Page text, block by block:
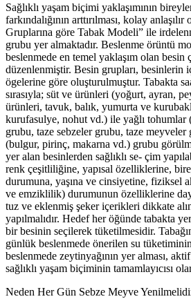
Sağlıklı yaşam biçimi yaklaşımının
farkındalığının arttırılması, kolay
Gruplarına göre Tabak Modeli” ile
grubu yer almaktadır. Beslenme örüntü
beslenmede en temel yaklaşım olan
düzenlenmiştir. Besin grupları, besinlerin
ögelerine göre oluşturulmuştur. Tabakta
sırasıyla; süt ve ürünleri (yoğurt, ayran,
ürünleri, tavuk, balık, yumurta ve
kurufasulye, nohut vd.) ile yağlı tohumlar
grubu, taze sebzeler grubu, taze meyveler
(bulgur, pirinç, makarna vd.) grubu
yer alan besinlerden sağlıklı se- çim
renk çeşitliliğine, yapısal özelliklerine,
durumuna, yaşına ve cinsiyetine, fiziksel
ve emziklilik) durumunun özelliklerine
tuz ve eklenmiş şeker içerikleri dikkate
yapılmalıdır. Hedef her öğünde tabakta
bir besinin seçilerek tüketilmesidir.
günlük beslenmede önerilen su
beslenmede zeytinyağının yer alması,
sağlıklı yaşam biçiminin tamamlayıcısı
Neden Her Gün Sebze Meyve